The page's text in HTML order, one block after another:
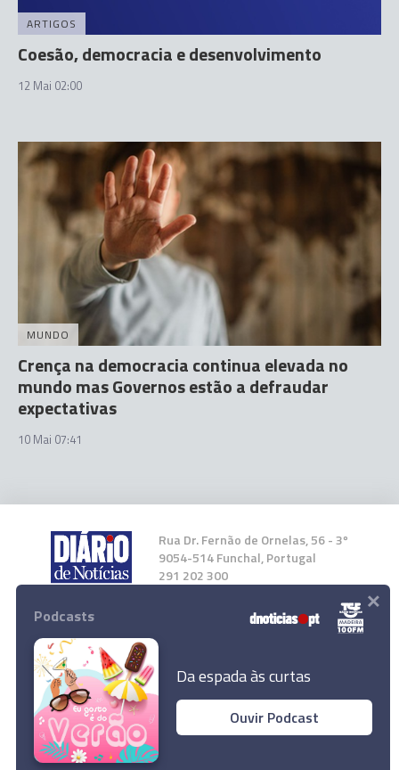
ARTIGOS
Coesão, democracia e desenvolvimento
12 Mai 02:00
MUNDO
Crença na democracia continua elevada no
mundo mas Governos estão a defraudar
expectativas
10 Mai 07:41
Rua Dr. Fernão de Ornelas, 56 - 3º
9054-514 Funchal, Portugal
291 202 300
Instale a nossa App
© 2023 Empresa Diário de Notícias, Lda.
Todos os direitos reservados.
Podcasts
Da espada às curtas
Ouvir Podcast
×